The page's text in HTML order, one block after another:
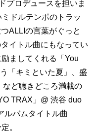
プロデュースを担いま
ドルテンポのトラッ
ALLIの⾔葉がぐっと
イトル曲にもなってい
ましてくれる「You
「キミといた夏」、盛
など聴きどころ満載の
TRAX」@ 渋⾕ duo
ルバムタイトル曲
。